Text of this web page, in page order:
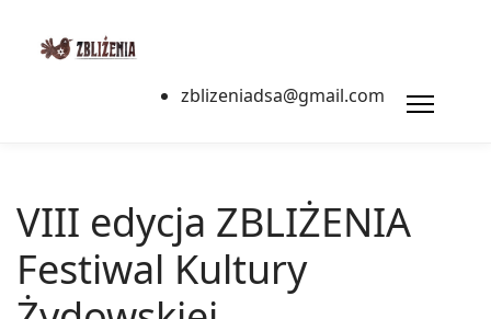
zblizeniadsa@gmail.com
VIII edycja ZBLIŻENIA
Festiwal Kultury